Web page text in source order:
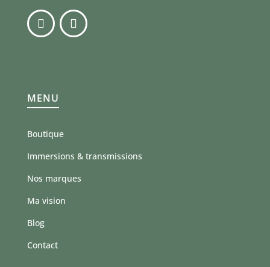
MENU
Boutique
Immersions & transmissions
Nos marques
Ma vision
Blog
Contact